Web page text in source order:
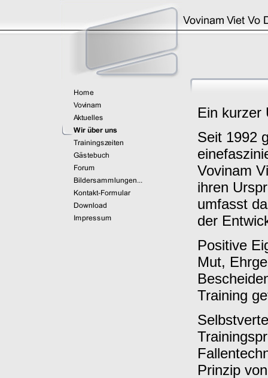
Ein kurzer
Seit 1992
Vovinam
ihren
umfasst
der
Positive
Mut,
Training
Prinzip